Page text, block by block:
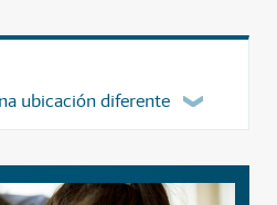
ubicación diferente